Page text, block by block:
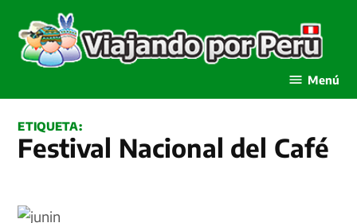
contenido
Menú
ETIQUETA:
Festival Nacional del Café